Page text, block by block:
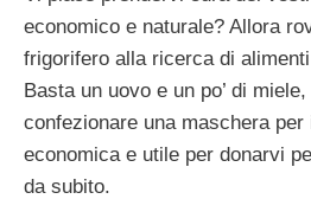
economico e naturale? Allora
frigorifero alla ricerca di
Basta un uovo e un po’ di
confezionare una maschera
economica e utile per donarvi
da subito.